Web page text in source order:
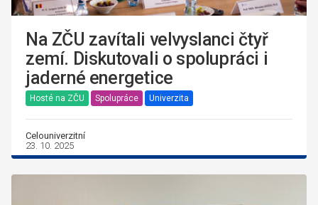
Na ZČU zavítali velvyslanci čtyř
zemí. Diskutovali o spolupráci i
jaderné energetice
Hosté na ZČU Spolupráce Univerzita
Celouniverzitní
23. 10. 2025